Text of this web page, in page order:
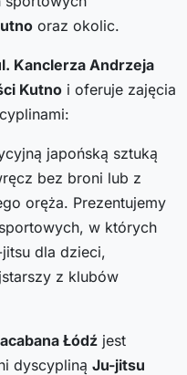
oraz okolic.
Kanclerza Andrzeja
Kutno i oferuje zajęcia
japońską sztuką
bez broni lub z
oręża. Prezentujemy
w których
dla dzieci,
z klubów
Łódź jest
dyscypliną Ju-jitsu